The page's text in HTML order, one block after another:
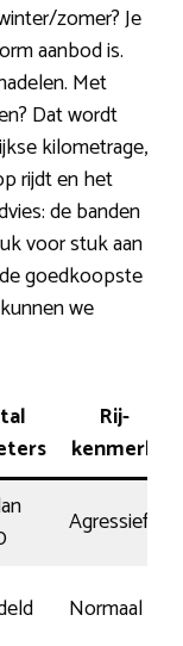
zomer? Je
aanbod is.
Met
Dat wordt
kilometrage,
rijdt en het
de banden
voor stuk aan
goedkoopste
we
Rij-
kenmerk
Agressief
Normaal